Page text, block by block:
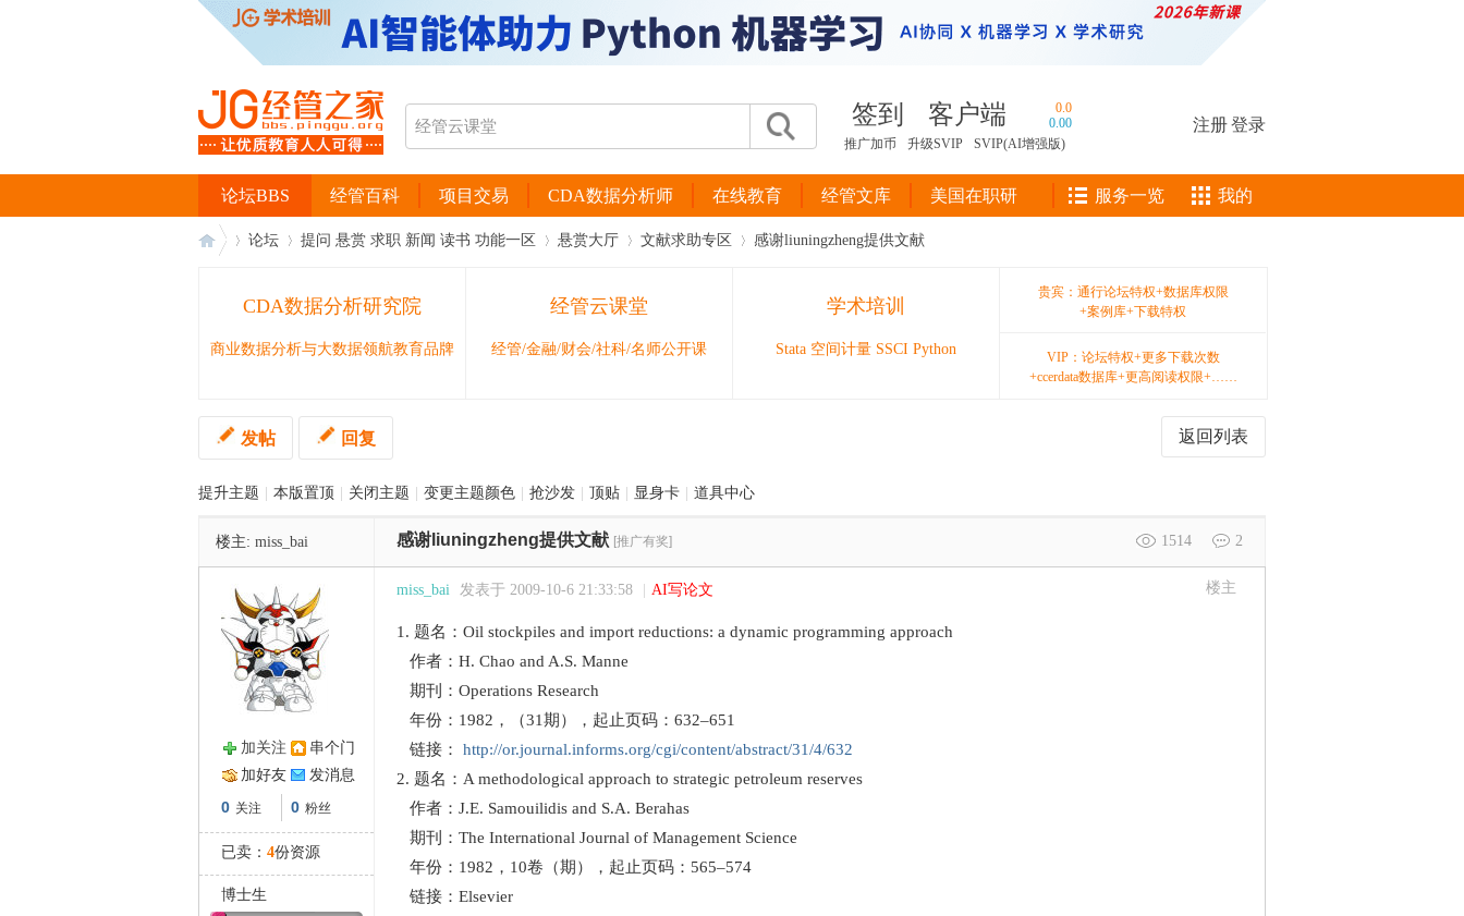
签到 客户端
0.0
0.00
推广加币
升级SVIP SVIP(AI增强版)
注册登录
经管百科 项目交易 CDA数据分析师 在线教育 经管文库 美国在职研
论坛BBS 服务一览 我的
论坛 提问 悬赏 求职 新闻 读书 功能一区 悬赏大厅 文献求助专区 感谢liuningzheng提供文献
CDA数据分析研究院
商业数据分析与大数据领航教育品牌
经管云课堂
经管/金融/财会/社科/名师公开课
学术培训
Stata 空间计量 SSCI Python
贵宾：通行论坛特权+数据库权限
+案例库+下载特权
VIP：论坛特权+更多下载次数
+ccerdata数据库+更高阅读权限+……
返回列表
发帖 回复
提升主题 本版置顶 关闭主题 变更主题颜色 抢沙发 顶贴 显身卡 道具中心
楼主: miss_bai 1514 2
感谢liuningzheng提供文献 [推广有奖]
加关注
串个门
加好友
发消息
0 关注 0 粉丝
已卖： 4份资源
博士生
楼主
miss_bai 发表于 2009-10-6 21:33:58 AI写论文
1. 题名：Oil stockpiles and import reductions: a dynamic programming approach
作者：H. Chao and A.S. Manne
期刊：Operations Research
年份：1982，（31期），起止页码：632–651
链接： http://or.journal.informs.org/cgi/content/abstract/31/4/632
2. 题名：A methodological approach to strategic petroleum reserves
作者：J.E. Samouilidis and S.A. Berahas
期刊：The International Journal of Management Science
年份：1982，10卷（期），起止页码：565–574
链接：Elsevier